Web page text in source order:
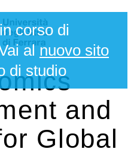
di
alnuovo sito
studio
and
Global